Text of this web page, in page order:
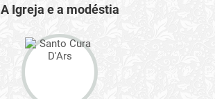
A Igreja e a modéstia